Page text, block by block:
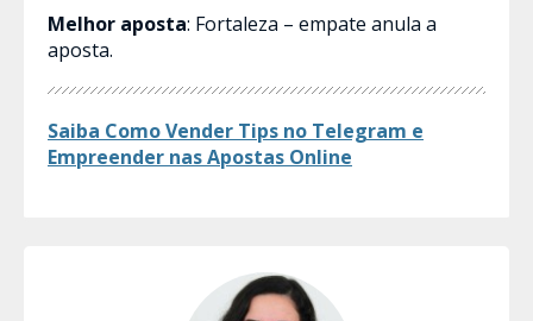
Melhor aposta: Fortaleza – empate anula a
aposta.
Saiba Como Vender Tips no Telegram e
Empreender nas Apostas​ Online